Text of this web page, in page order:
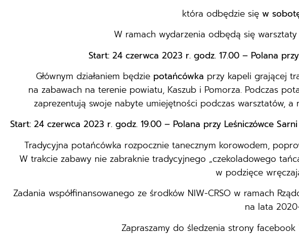
która odbędzie się w
W ramach wydarzenia odbędą się
Start: 24 czerwca 2023 r. godz. 17.00 – Polana
Głównym działaniem będzie potańcówka przy kapeli grającej
na zabawach na terenie powiatu, Kaszub i Pomorza. Podczas
zaprezentują swoje nabyte umiejętności podczas warsztatów,
Start: 24 czerwca 2023 r. godz. 19.00 – Polana przy Leśniczówce
Tradycyjna potańcówka rozpocznie tanecznym korowodem,
W trakcie zabawy nie zabraknie tradycyjnego „czekoladowego
w podzięce
Zadania współfinansowanego ze środków NIW-CRSO w ramach
na lata
Zapraszamy do śledzenia strony facebook